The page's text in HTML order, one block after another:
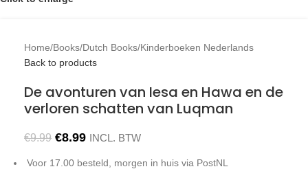
Home/Books/Dutch Books/Kinderboeken Nederlands
Back to products
De avonturen van Iesa en Hawa en de
verloren schatten van Luqman
€9.99 €8.99 INCL. BTW
Voor 17.00 besteld, morgen in huis via PostNL